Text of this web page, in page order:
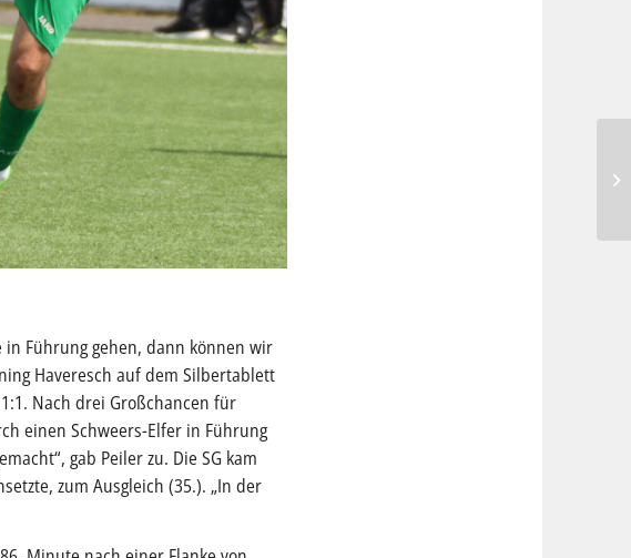
Führung gehen, dann können wir
Haveresch auf dem Silbertablett
Nach drei Großchancen für
einen Schweers-Elfer in Führung
gab Peiler zu. Die SG kam
zum Ausgleich (35.). „In der